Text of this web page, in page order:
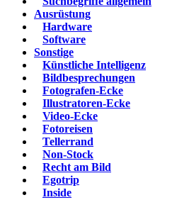
Ausrüstung
Hardware
Software
Sonstige
Künstliche Intelligenz
Bildbesprechungen
Fotografen-Ecke
Illustratoren-Ecke
Video-Ecke
Fotoreisen
Tellerrand
Non-Stock
Recht am Bild
Egotrip
Inside